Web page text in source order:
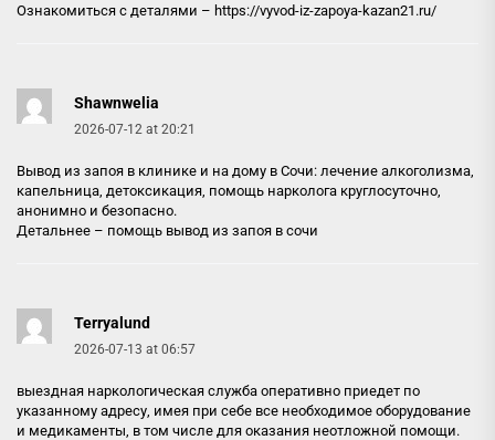
Ознакомиться с деталями – https://vyvod-iz-zapoya-kazan21.ru/
Shawnwelia
2026-07-12 at 20:21
Вывод из запоя в клинике и на дому в Сочи: лечение алкоголизма,
капельница, детоксикация, помощь нарколога круглосуточно,
анонимно и безопасно.
Детальнее – помощь вывод из запоя в сочи
Terryalund
2026-07-13 at 06:57
выездная наркологическая служба оперативно приедет по
указанному адресу, имея при себе все необходимое оборудование
и медикаменты, в том числе для оказания неотложной помощи.